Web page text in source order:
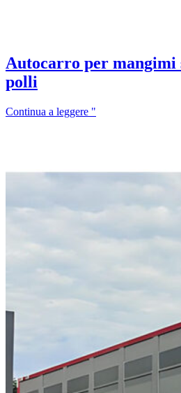
Autocarro per mangimi
polli
Continua a leggere "